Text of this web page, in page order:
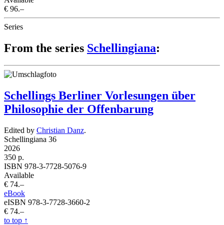
€ 96.–
Series
From the series Schellingiana:
Schellings Berliner Vorlesungen über
Philosophie der Offenbarung
Edited by Christian Danz.
Schellingiana 36
2026
350 p.
ISBN 978-3-7728-5076-9
Available
€ 74.–
eBook
eISBN 978-3-7728-3660-2
€ 74.–
to top ↑